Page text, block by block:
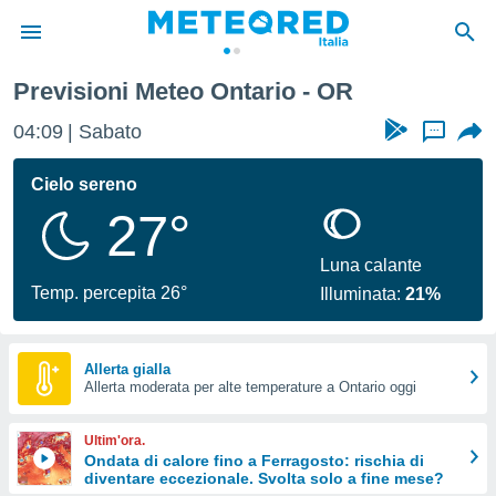
di
per
le
di
Web
le
Previsioni Meteo Ontario - OR
04:09 Sabato ...
Cielo sereno
27°
Temp. percepita 26°
Luna calante
Illuminata:21%
Allerta gialla
Allerta moderata per alte temperature a Ontario oggi
Ultim'ora.
Ondata di calore fino a Ferragosto: rischia di
diventare eccezionale. Svolta solo a fine mese?